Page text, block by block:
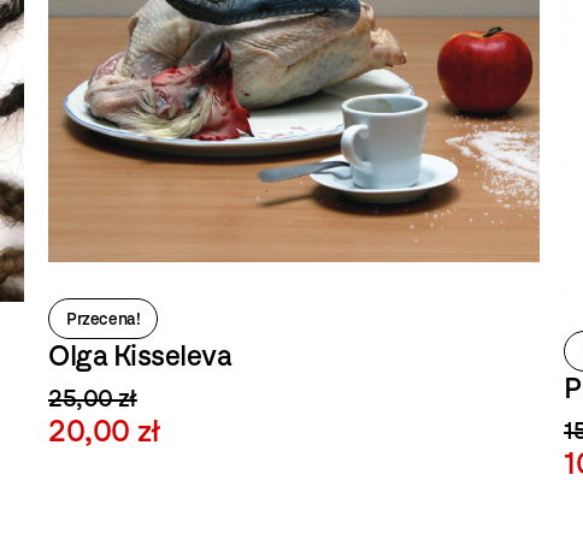
Przecena!
Olga Kisseleva
25,00 zł
20,00 zł